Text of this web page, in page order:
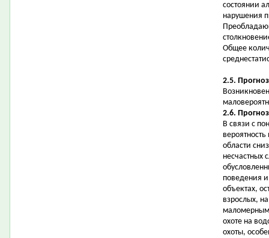
состоянии
нарушения
Общее
2.5.
2.6.
В связи с
области
несчастных
поведения
объектах,
взрослых,
охоте на
охоты,